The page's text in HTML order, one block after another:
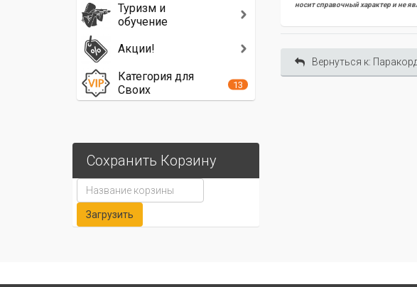
носит справочный характер и не
Вернуться к:
Туризм и
обучение
Акции!
Категория для
Своих
13
Сохранить Корзину